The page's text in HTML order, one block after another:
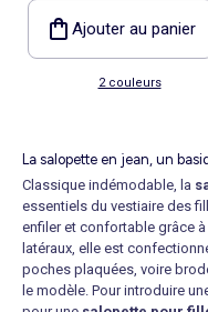
Ajouter au panier
2 couleurs
La salopette en jean, un
Classique indémodable, la
essentiels du vestiaire des
enfiler et confortable grâce
latéraux, elle est
poches plaquées, voire
le modèle. Pour introduire